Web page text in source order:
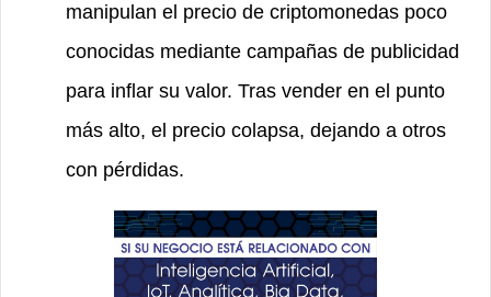
manipulan el precio de criptomonedas poco
conocidas mediante campañas de publicidad
para inflar su valor. Tras vender en el punto
más alto, el precio colapsa, dejando a otros
con pérdidas.